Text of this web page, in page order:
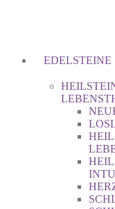
EDELSTEINE